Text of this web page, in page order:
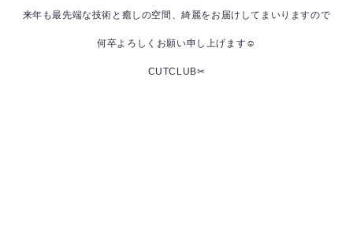
来年も最先端な技術と癒しの空間、綺麗をお届けしてまいりますので
何卒よろしくお願い申し上げます☺
CUTCLUB✂